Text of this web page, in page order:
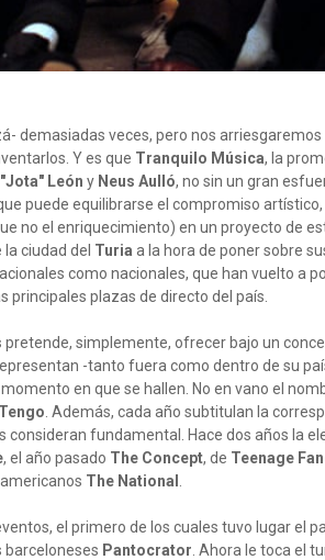
demasiadas veces, pero nos
Y es que Tranquilo Música, la
León y Neus Aulló, no sin un gran
puede equilibrarse el compromiso
no el enriquecimiento) en un proyecto de
ciudad del Turia a la hora de poner sobre
como nacionales, que han vuelto a
principales plazas de directo del país.
pretende, simplemente, ofrecer bajo un
-tanto fuera como dentro de su
en que se hallen. No en vano el
. Además, cada año subtitulan la
consideran fundamental. Hace dos años la
, el año pasado The Concept, de Teenage
The National
el primero de los cuales tuvo lugar el
barceloneses Pantocrator . Ahora le toca el